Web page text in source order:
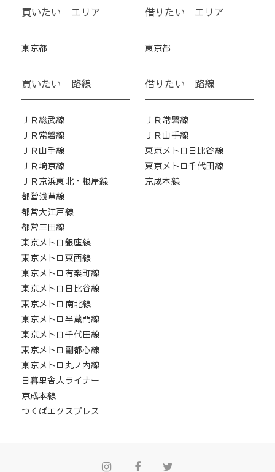
買いたい エリア
東京都
買いたい 路線
ＪＲ総武線
ＪＲ常磐線
ＪＲ山手線
ＪＲ埼京線
ＪＲ京浜東北・根岸線
都営浅草線
都営大江戸線
都営三田線
東京メトロ銀座線
東京メトロ東西線
東京メトロ有楽町線
東京メトロ日比谷線
東京メトロ南北線
東京メトロ半蔵門線
東京メトロ千代田線
東京メトロ副都心線
東京メトロ丸ノ内線
日暮里舎人ライナー
京成本線
つくばエクスプレス
借りたい エリア
東京都
借りたい 路線
ＪＲ常磐線
ＪＲ山手線
東京メトロ日比谷線
東京メトロ千代田線
京成本線
InstagramFacebook